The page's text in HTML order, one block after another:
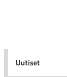
Uutiset